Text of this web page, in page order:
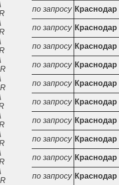
по запросу Краснодар
по запросу Краснодар
по запросу Краснодар
по запросу Краснодар
по запросу Краснодар
по запросу Краснодар
по запросу Краснодар
по запросу Краснодар
по запросу Краснодар
по запросу Краснодар